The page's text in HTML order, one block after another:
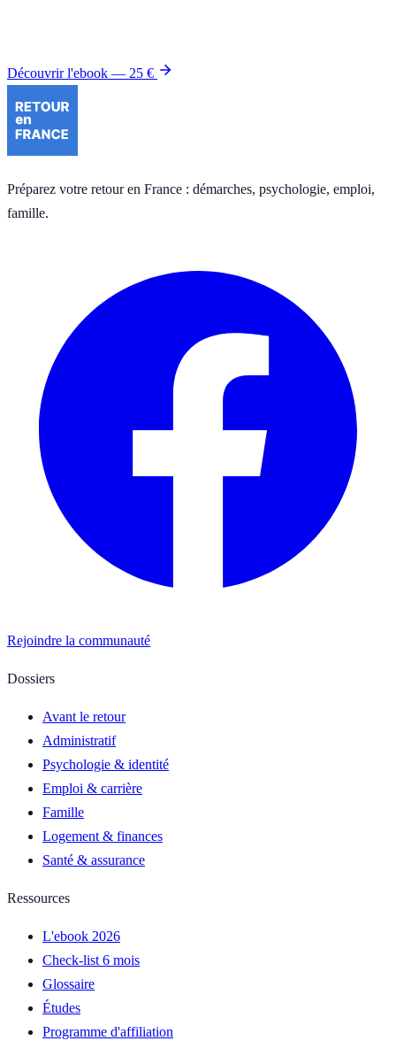
Découvrir l'ebook — 25 €
Préparez votre retour en France : démarches, psychologie, emploi,
famille.
Rejoindre la communauté
Dossiers
Avant le retour
Administratif
Psychologie & identité
Emploi & carrière
Famille
Logement & finances
Santé & assurance
Ressources
L'ebook 2026
Check-list 6 mois
Glossaire
Études
Programme d'affiliation